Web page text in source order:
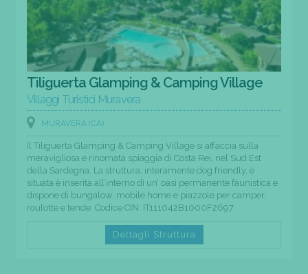
Tiliguerta Glamping & Camping Village
Villaggi Turistici Muravera
MURAVERA (CA)
Il Tiliguerta Glamping & Camping Village si affaccia sulla
meravigliosa e rinomata spiaggia di Costa Rei, nel Sud Est
della Sardegna. La struttura, interamente dog friendly, è
situata è inserita all’interno di un’ oasi permanente faunistica e
dispone di bungalow, mobile home e piazzole per camper,
roulotte e tende. Codice CIN: IT111042B1000F2697
Dettagli Struttura